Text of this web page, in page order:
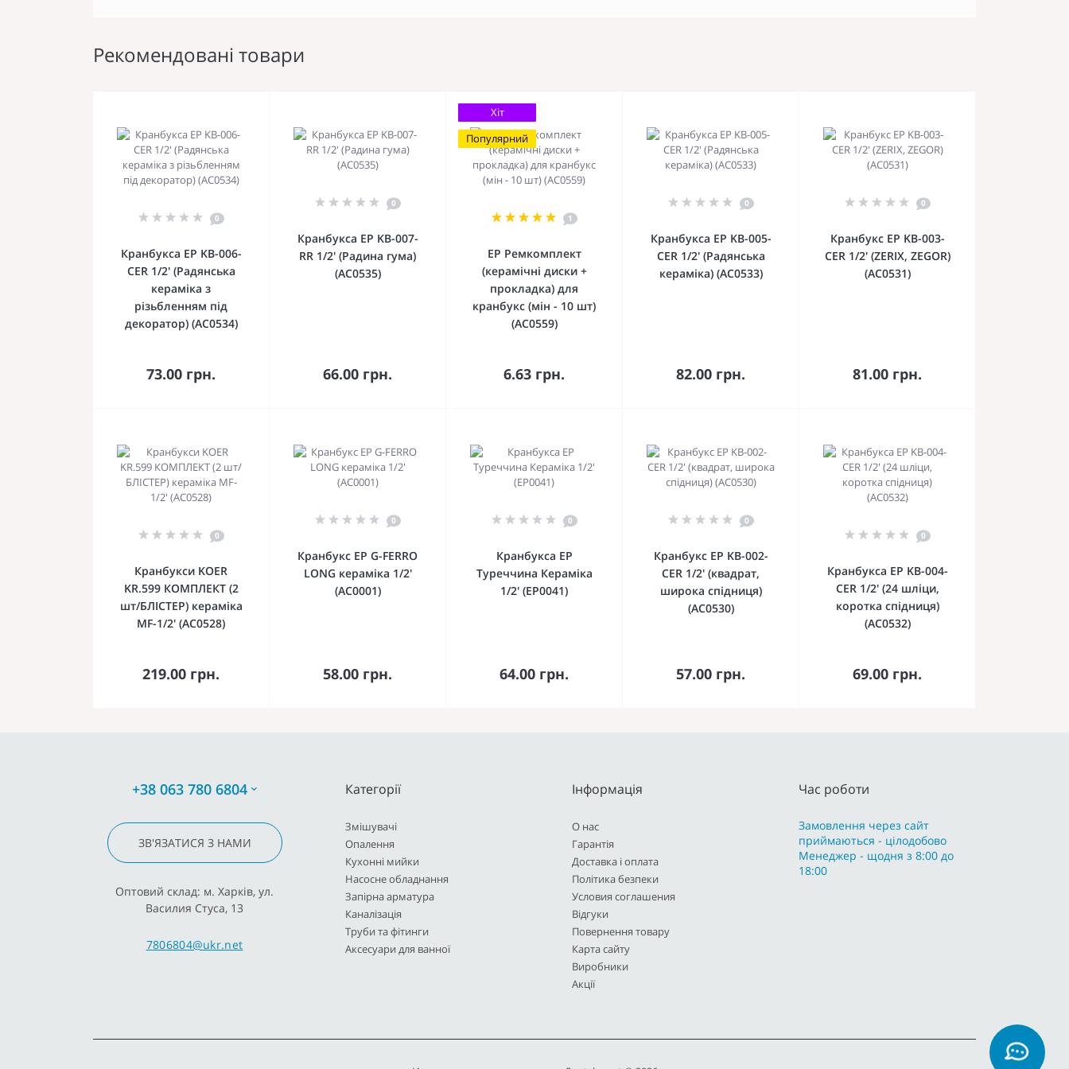
Рекомендовані товари
0
Кранбукса EP KB-006-
CER 1/2' (Радянська
кераміка з
різьбленням під
декоратор) (AC0534)
73.00 грн.
кошика
0
Кранбукса EP KB-007-
RR 1/2' (Радина гума)
(AC0535)
66.00 грн.
кошика
Хіт
Популярний
1
EP Ремкомплект
(керамічні диски +
прокладка) для
кранбукс (мін - 10 шт)
(AC0559)
6.63 грн.
кошика
0
Кранбукса EP KB-005-
CER 1/2' (Радянська
кераміка) (AC0533)
82.00 грн.
кошика
0
Кранбукс EP KB-003-
CER 1/2' (ZERIX, ZEGOR)
(AC0531)
81.00 грн.
кошика
0
Кранбукси KOER
KR.599 КОМПЛЕКТ (2
шт/БЛІСТЕР) кераміка
MF-1/2' (AC0528)
219.00 грн.
кошика
0
Кранбукс EP G-FERRO
LONG кераміка 1/2'
(AC0001)
58.00 грн.
кошика
0
Кранбукса EP
Туреччина Кераміка
1/2' (EP0041)
64.00 грн.
кошика
0
Кранбукс EP KB-002-
CER 1/2' (квадрат,
широка спідниця)
(AC0530)
57.00 грн.
кошика
0
Кранбукса EP KB-004-
CER 1/2' (24 шліци,
коротка спідниця)
(AC0532)
69.00 грн.
кошика
+38 063 780 6804
ЗВ'ЯЗАТИСЯ З НАМИ
Оптовий склад: м. Харків, ул.
Василия Стуса, 13
7806804@ukr.net
Категорії
Змішувачі
Опалення
Кухонні мийки
Насосне обладнання
Запірна арматура
Каналізація
Труби та фітинги
Аксесуари для ванної
Інформація
О нас
Гарантія
Доставка і оплата
Політика безпеки
Условия соглашения
Відгуки
Повернення товару
Карта сайту
Виробники
Акції
Час роботи
Замовлення через сайт
приймаються - цілодобово
Менеджер - щодня з 8:00 до
18:00